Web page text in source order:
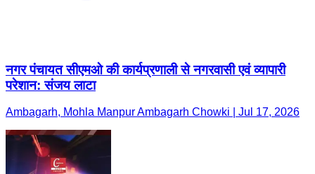
नगर पंचायत सीएमओ की कार्यप्रणाली से नगरवासी एवं व्यापारी
परेशान: संजय लाटा
Ambagarh, Mohla Manpur Ambagarh Chowki | Jul 17, 2026